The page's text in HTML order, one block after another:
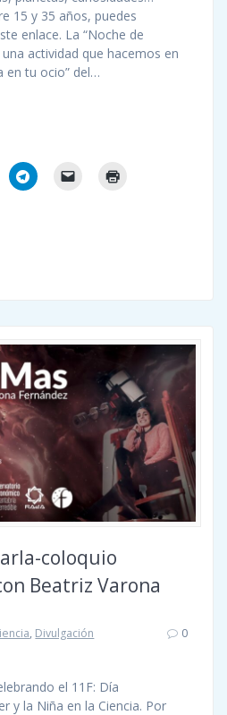
15 y 35 años, puedes
enlace. La “Noche de
actividad que hacemos en
en tu ocio” del…
coloquio
Beatriz Varona
, Divulgación
0
el 11F: Día
y la Niña en la Ciencia. Por